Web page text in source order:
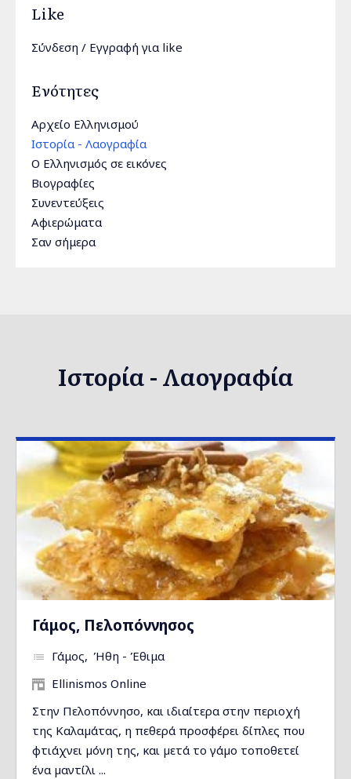
Like
Σύνδεση / Εγγραφή για like
Ενότητες
Αρχείο Ελληνισμού
Ιστορία - Λαογραφία
Ο Ελληνισμός σε εικόνες
Βιογραφίες
Συνεντεύξεις
Αφιερώματα
Σαν σήμερα
Ιστορία - Λαογραφία
Γάμος, Πελοπόννησος
Γάμος Ήθη - Έθιμα
Ellinismos Online
Στην Πελοπόννησο, και ιδιαίτερα στην περιοχή
της Καλαµάτας, η πεθερά προσφέρει δίπλες που
φτιάχνει µόνη της, και µετά το γάµο τοποθετεί
ένα µαντίλι ...